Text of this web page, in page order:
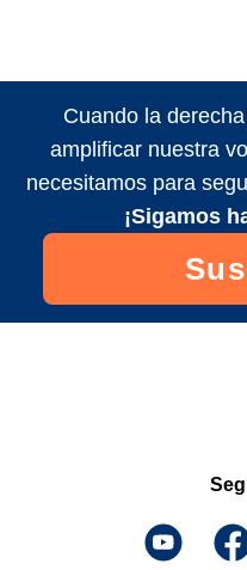
Cuando la
amplificar nuestra
necesitamos para
¡Sigamos